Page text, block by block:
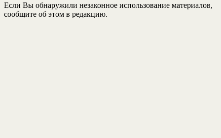
Если Вы обнаружили незаконное использование материалов,
сообщите об этом в редакцию.